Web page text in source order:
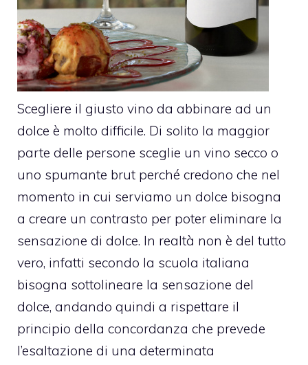
Scegliere il giusto vino da abbinare ad un
dolce è molto difficile. Di solito la maggior
parte delle persone sceglie un vino secco o
uno spumante brut perché credono che nel
momento in cui serviamo un dolce bisogna
a creare un contrasto per poter eliminare la
sensazione di dolce. In realtà non è del tutto
vero, infatti secondo la scuola italiana
bisogna sottolineare la sensazione del
dolce, andando quindi a rispettare il
principio della concordanza che prevede
l’esaltazione di una determinata